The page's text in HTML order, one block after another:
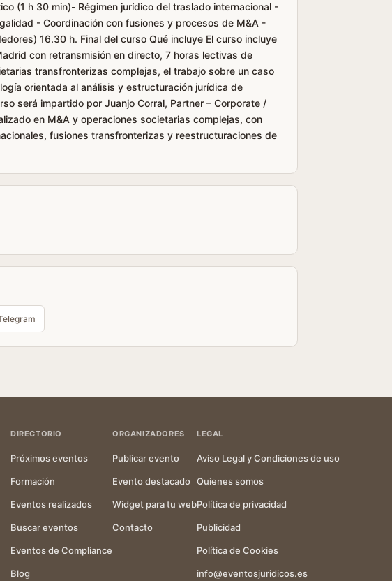
(1 h 30 min)- Régimen jurídico del traslado internacional -
- Coordinación con fusiones y procesos de M&A -
16.30 h. Final del curso Qué incluye El curso incluye
con retransmisión en directo, 7 horas lectivas de
transfronterizas complejas, el trabajo sobre un caso
orientada al análisis y estructuración jurídica de
será impartido por Juanjo Corral, Partner – Corporate /
en M&A y operaciones societarias complejas, con
fusiones transfronterizas y reestructuraciones de
DIRECTORIO
Próximos eventos
Formación
Eventos realizados
Buscar eventos
Eventos de Compliance
Blog
ORGANIZADORES
Publicar evento
Evento destacado
Widget para tu web
Contacto
LEGAL
Aviso Legal y Condiciones de uso
Quienes somos
Política de privacidad
Publicidad
Política de Cookies
info@eventosjuridicos.es